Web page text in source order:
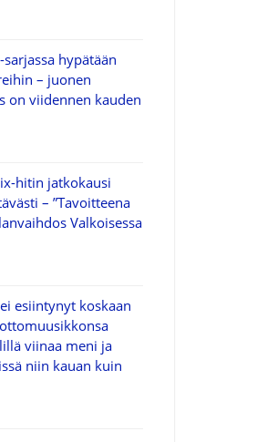
hypätään
– juonen
on viidennen kauden
hitin jatkokausi
– ”Tavoitteena
Valkoisessa
esiintynyt koskaan
viinaa meni ja
niin kauan kuin